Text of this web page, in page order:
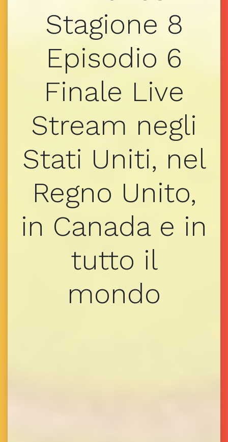
Stagione 8
Episodio 6
Finale Live
Stream negli
Stati Uniti, nel
Regno Unito,
in Canada e in
tutto il
mondo